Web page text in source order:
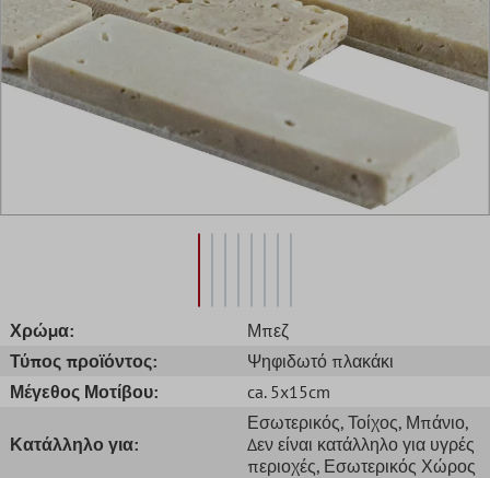
Χρώμα:
Μπεζ
Τύπος προϊόντος:
Ψηφιδωτό πλακάκι
Μέγεθος Μοτίβου:
ca. 5x15cm
Κατάλληλο για:
Εσωτερικός, Τοίχος, Μπάνιο,
Δεν είναι κατάλληλο για υγρές
περιοχές, Εσωτερικός Χώρος